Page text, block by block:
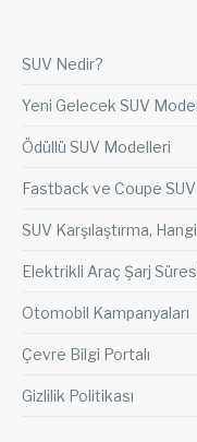
SUV Nedir?
Yeni Gelecek SUV
Ödüllü SUV Modelleri
Fastback ve Coupe
SUV Karşılaştırma,
Elektrikli Araç Şarj
Otomobil Kampanyaları
Çevre Bilgi Portalı
Gizlilik Politikası